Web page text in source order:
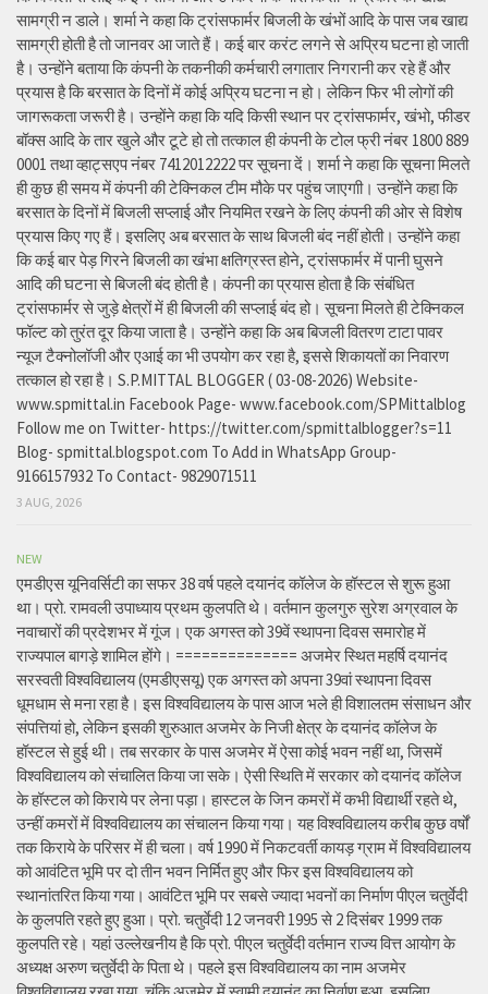
सामग्री न डाले। शर्मा ने कहा कि ट्रांसफार्मर बिजली के खंभों आदि के पास जब खाद्य
सामग्री होती है तो जानवर आ जाते हैं। कई बार करंट लगने से अप्रिय घटना हो जाती
है। उन्होंने बताया कि कंपनी के तकनीकी कर्मचारी लगातार निगरानी कर रहे हैं और
प्रयास है कि बरसात के दिनों में कोई अप्रिय घटना न हो। लेकिन फिर भी लोगों की
जागरूकता जरूरी है। उन्होंने कहा कि यदि किसी स्थान पर ट्रांसफार्मर, खंभो, फीडर
बॉक्स आदि के तार खुले और टूटे हो तो तत्काल ही कंपनी के टोल फ्री नंबर 1800 889
0001 तथा व्हाट्सएप नंबर 7412012222 पर सूचना दें। शर्मा ने कहा कि सूचना मिलते
ही कुछ ही समय में कंपनी की टेक्निकल टीम मौके पर पहुंच जाएगाी। उन्होंने कहा कि
बरसात के दिनों में बिजली सप्लाई और नियमित रखने के लिए कंपनी की ओर से विशेष
प्रयास किए गए हैं। इसलिए अब बरसात के साथ बिजली बंद नहीं होती। उन्होंने कहा
कि कई बार पेड़ गिरने बिजली का खंभा क्षतिग्रस्त होने, ट्रांसफार्मर में पानी घुसने
आदि की घटना से बिजली बंद होती है। कंपनी का प्रयास होता है कि संबंधित
ट्रांसफार्मर से जुड़े क्षेत्रों में ही बिजली की सप्लाई बंद हो। सूचना मिलते ही टेक्निकल
फॉल्ट को तुरंत दूर किया जाता है। उन्होंने कहा कि अब बिजली वितरण टाटा पावर
न्यूज टैक्नोलॉजी और एआई का भी उपयोग कर रहा है, इससे शिकायतों का निवारण
तत्काल हो रहा है। S.P.MITTAL BLOGGER ( 03-08-2026) Website-
www.spmittal.in Facebook Page- www.facebook.com/SPMittalblog
Follow me on Twitter- https://twitter.com/spmittalblogger?s=11
Blog- spmittal.blogspot.com To Add in WhatsApp Group-
9166157932 To Contact- 9829071511
3 AUG, 2026
NEW
एमडीएस यूनिवर्सिटी का सफर 38 वर्ष पहले दयानंद कॉलेज के हॉस्टल से शुरू हुआ
था। प्रो. रामवली उपाध्याय प्रथम कुलपति थे। वर्तमान कुलगुरु सुरेश अग्रवाल के
नवाचारों की प्रदेशभर में गूंज। एक अगस्त को 39वें स्थापना दिवस समारोह में
राज्यपाल बागड़े शामिल होंगे। ============== अजमेर स्थित महर्षि दयानंद
सरस्वती विश्वविद्यालय (एमडीएसयू) एक अगस्त को अपना 39वां स्थापना दिवस
धूमधाम से मना रहा है। इस विश्वविद्यालय के पास आज भले ही विशालतम संसाधन और
संपत्तियां हो, लेकिन इसकी शुरुआत अजमेर के निजी क्षेत्र के दयानंद कॉलेज के
हॉस्टल से हुई थी। तब सरकार के पास अजमेर में ऐसा कोई भवन नहीं था, जिसमें
विश्वविद्यालय को संचालित किया जा सके। ऐसी स्थिति में सरकार को दयानंद कॉलेज
के हॉस्टल को किराये पर लेना पड़ा। हास्टल के जिन कमरों में कभी विद्यार्थी रहते थे,
उन्हीं कमरों में विश्वविद्यालय का संचालन किया गया। यह विश्वविद्यालय करीब कुछ वर्षों
तक किराये के परिसर में ही चला। वर्ष 1990 में निकटवर्ती कायड़ ग्राम में विश्वविद्यालय
को आवंटित भूमि पर दो तीन भवन निर्मित हुए और फिर इस विश्वविद्यालय को
स्थानांतरित किया गया। आवंटित भूमि पर सबसे ज्यादा भवनों का निर्माण पीएल चतुर्वेदी
के कुलपति रहते हुए हुआ। प्रो. चतुर्वेदी 12 जनवरी 1995 से 2 दिसंबर 1999 तक
कुलपति रहे। यहां उल्लेखनीय है कि प्रो. पीएल चतुर्वेदी वर्तमान राज्य वित्त आयोग के
अध्यक्ष अरुण चतुर्वेदी के पिता थे। पहले इस विश्वविद्यालय का नाम अजमेर